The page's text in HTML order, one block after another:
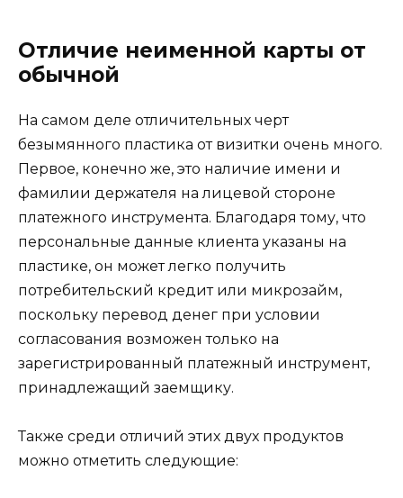
Отличие неименной карты от
обычной
На самом деле отличительных черт
безымянного пластика от визитки очень много.
Первое, конечно же, это наличие имени и
фамилии держателя на лицевой стороне
платежного инструмента. Благодаря тому, что
персональные данные клиента указаны на
пластике, он может легко получить
потребительский кредит или микрозайм,
поскольку перевод денег при условии
согласования возможен только на
зарегистрированный платежный инструмент,
принадлежащий заемщику.
Также среди отличий этих двух продуктов
можно отметить следующие: